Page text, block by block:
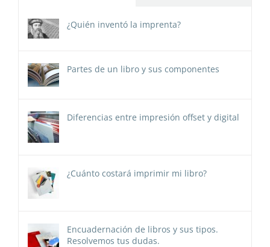
¿Quién inventó la imprenta?
Partes de un libro y sus componentes
Diferencias entre impresión offset y digital
¿Cuánto costará imprimir mi libro?
Encuadernación de libros y sus tipos.
Resolvemos tus dudas.